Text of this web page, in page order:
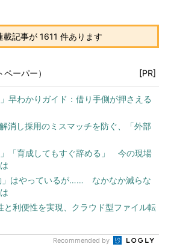
載記事が 1611 件あります
ーパー） [PR]
早わかりガイド：借り手側が押さえる
消し採用のミスマッチを防ぐ、「外部
」「育成してもすぐ辞める」 今の現場
」はやっているが…… なかなか減らな
と利便性を実現、クラウド型ファイル転
Recommended by